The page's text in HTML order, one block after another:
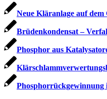
Neue Kläranlage auf
Brüdenkondensat –
Phosphor aus
Phosphorrückgewinnung